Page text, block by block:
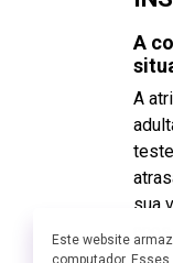
A
A
sua
Este website
computador.